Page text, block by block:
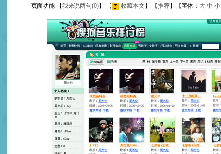
页面功能 【我来说两句(0)】 【 收藏本文 】 【推荐】【字体： 大 中 小